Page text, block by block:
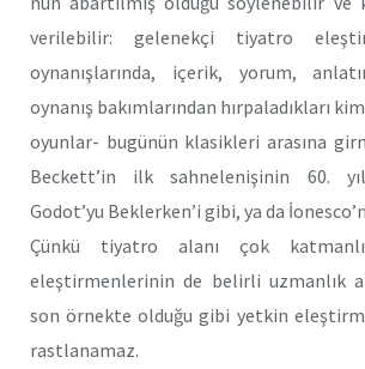
verilebilir: gelenekçi tiyatro
oynanışlarında, içerik, yorum,
oynanış bakımlarından hırpaladıkları
oyunlar- bugünün klasikleri arasına
Beckett’in ilk sahnelenişinin 60.
Godot’yu Beklerken’i gibi, ya da
Çünkü tiyatro alanı çok
eleştirmenlerinin de belirli uzmanlık
son örnekte olduğu gibi yetkin
rastlanamaz.